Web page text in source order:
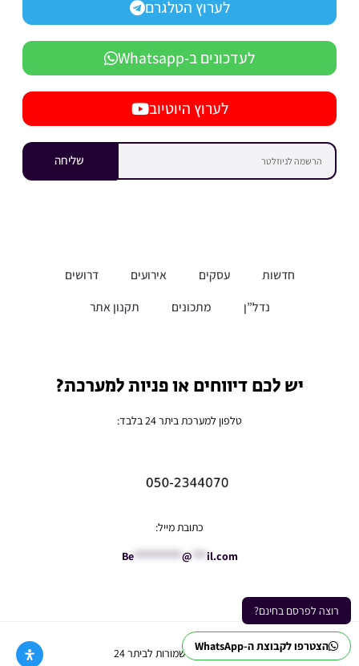
הצטרפו לקבוצת ה-WhatsApp
רוצה לפרסם בחינם?
לערוץ הטלגרם
לעדכונים ב-Whatsapp
לערוץ היוטיוב
שליחה
חדשות עסקים אירועים
דרושים
נדל”ן
מתכונים תקנון אתר
יש לכם דיווחים או פניות למערכת?
טלפון למערכת ביתר 24 בלבד:
כתובת מייל:
Be********** @ *** il.com
Ⓒ כל הזכויות שמורות לביתר 24